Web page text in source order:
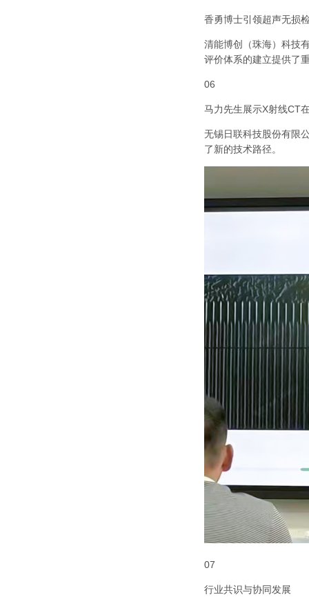
香勇博士引领超声无损
清能博创（珠海）科技
评价体系的建立提供了
06
马力先生展示X射线CT
无锡日联科技股份有限
了新的技术路径。
07
行业共识与协同发展